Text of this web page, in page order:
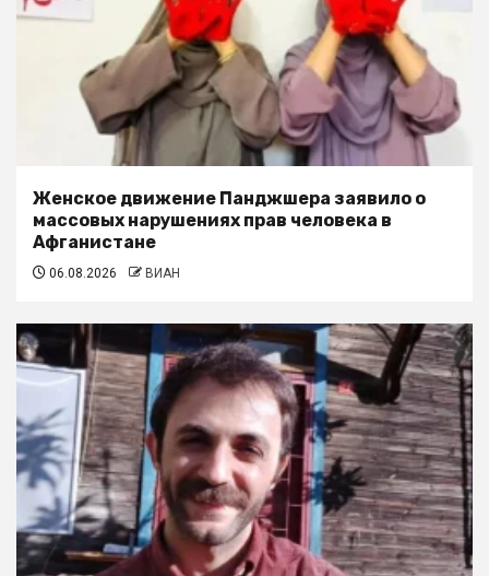
Женское движение Панджшера заявило о
массовых нарушениях прав человека в
Афганистане
06.08.2026 ВИАН